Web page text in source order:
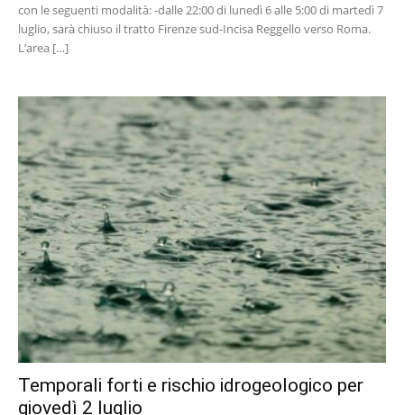
con le seguenti modalità: -dalle 22:00 di lunedì 6 alle 5:00 di martedì 7
luglio, sarà chiuso il tratto Firenze sud-Incisa Reggello verso Roma.
L’area […]
Temporali forti e rischio idrogeologico per
giovedì 2 luglio